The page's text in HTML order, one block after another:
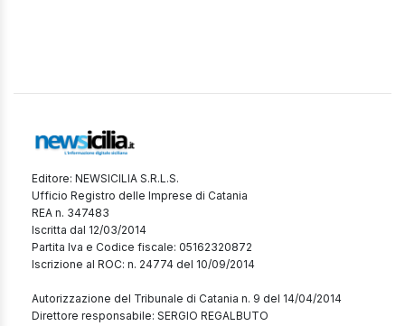
Editore: NEWSICILIA S.R.L.S.
Ufficio Registro delle Imprese di Catania
REA n. 347483
Iscritta dal 12/03/2014
Partita Iva e Codice fiscale: 05162320872
Iscrizione al ROC: n. 24774 del 10/09/2014
Autorizzazione del Tribunale di Catania n. 9 del 14/04/2014
Direttore responsabile: SERGIO REGALBUTO